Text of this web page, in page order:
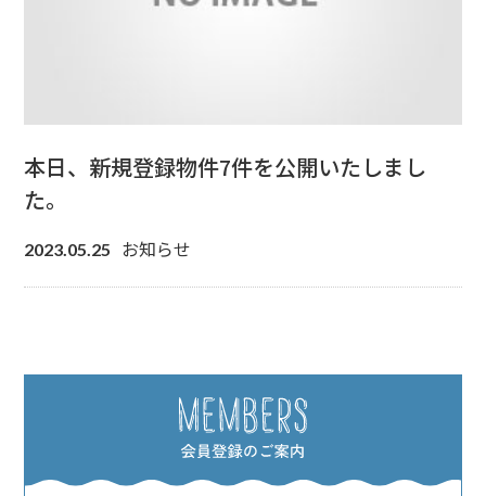
本日、新規登録物件7件を公開いたしまし
た。
2023.05.25 お知らせ